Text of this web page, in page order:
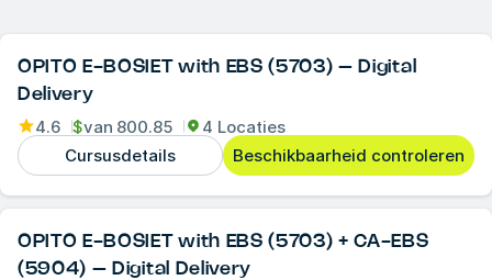
OPITO E-BOSIET with EBS (5703) – Digital
Delivery
4.6 $van 800.85
4 Locaties
Cursusdetails
Beschikbaarheid controleren
OPITO E-BOSIET with EBS (5703) + CA-EBS
(5904) – Digital Delivery